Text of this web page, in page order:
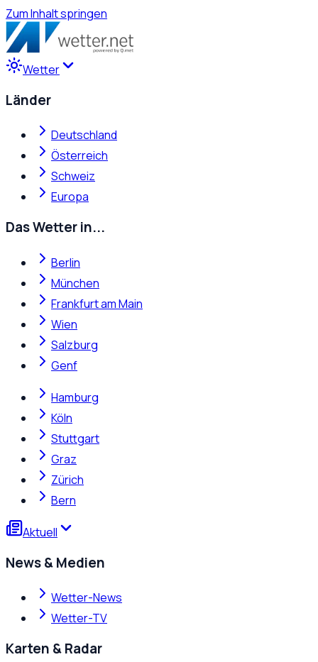
Zum Inhalt springen
Wetter
Länder
Deutschland
Österreich
Schweiz
Europa
Das Wetter in...
Berlin
München
Frankfurt am Main
Wien
Salzburg
Genf
Hamburg
Köln
Stuttgart
Graz
Zürich
Bern
Aktuell
News & Medien
Wetter-News
Wetter-TV
Karten & Radar